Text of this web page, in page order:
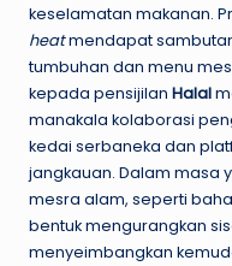
keselamatan makanan.
heatmendapat
tumbuhan dan menu
kepada pensijilan Halal
manakala kolaborasi
kedai serbaneka dan
jangkauan. Dalam masa
mesra alam, seperti
bentuk mengurangkan
menyeimbangkan